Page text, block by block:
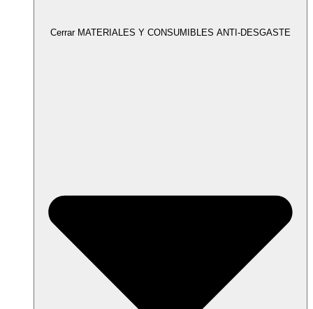
Cerrar MATERIALES Y CONSUMIBLES ANTI-DESGASTE